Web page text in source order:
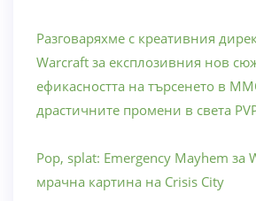
Разговаряхме с креативния
Warcraft за експлозивния нов
ефикасността на търсенето в
драстичните промени в света
Pop, splat: Emergency Mayhem за
мрачна картина на Crisis City